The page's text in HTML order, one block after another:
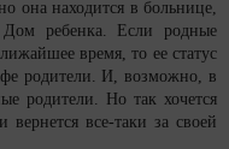
она находится в больнице,
Дом ребенка. Если родные
время, то ее статус
родители. И, возможно, в
родители. Но так хочется
вернется все-таки за своей